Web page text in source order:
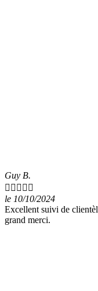
Guy B.
    
le 10/10/2024
Excellent suivi de
grand merci.